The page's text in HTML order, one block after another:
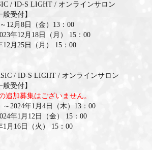
/ ID-S LIGHT / オンラインサロン
般受付】
12月8日（金）13：00
年12月18日（月） 15：00
月25日（月） 15：00
/ ID-S LIGHT / オンラインサロン
般受付】
加募集はございません。
～2024年1月4日（木）13：00
年1月12日（金） 15：00
月16日（火） 15：00